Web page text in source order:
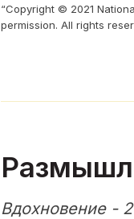
“Copyright © 2021
permission. All rights
Вдохновение -